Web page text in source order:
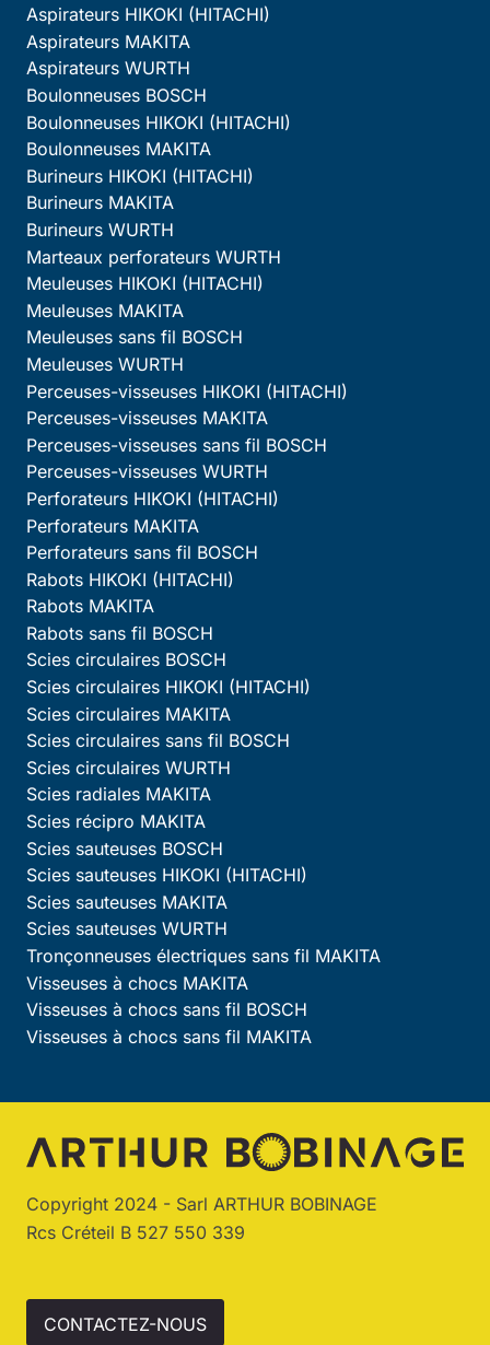
Aspirateurs HIKOKI (HITACHI)
Aspirateurs MAKITA
Aspirateurs WURTH
Boulonneuses BOSCH
Boulonneuses HIKOKI (HITACHI)
Boulonneuses MAKITA
Burineurs HIKOKI (HITACHI)
Burineurs MAKITA
Burineurs WURTH
Marteaux perforateurs WURTH
Meuleuses HIKOKI (HITACHI)
Meuleuses MAKITA
Meuleuses sans fil BOSCH
Meuleuses WURTH
Perceuses-visseuses HIKOKI (HITACHI)
Perceuses-visseuses MAKITA
Perceuses-visseuses sans fil BOSCH
Perceuses-visseuses WURTH
Perforateurs HIKOKI (HITACHI)
Perforateurs MAKITA
Perforateurs sans fil BOSCH
Rabots HIKOKI (HITACHI)
Rabots MAKITA
Rabots sans fil BOSCH
Scies circulaires BOSCH
Scies circulaires HIKOKI (HITACHI)
Scies circulaires MAKITA
Scies circulaires sans fil BOSCH
Scies circulaires WURTH
Scies radiales MAKITA
Scies récipro MAKITA
Scies sauteuses BOSCH
Scies sauteuses HIKOKI (HITACHI)
Scies sauteuses MAKITA
Scies sauteuses WURTH
Tronçonneuses électriques sans fil MAKITA
Visseuses à chocs MAKITA
Visseuses à chocs sans fil BOSCH
Visseuses à chocs sans fil MAKITA
Copyright 2024 - Sarl ARTHUR BOBINAGE
Rcs Créteil B 527 550 339
CONTACTEZ-NOUS